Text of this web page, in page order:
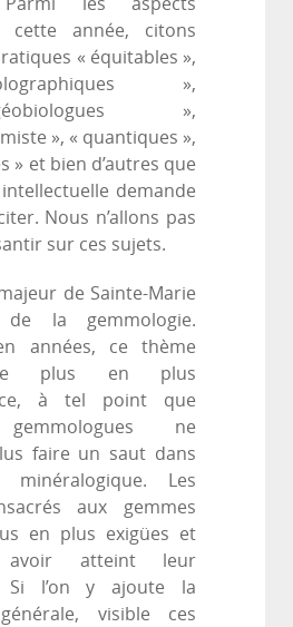
cette année, citons
« équitables »,
»,
»,
», « quantiques »,
» et bien d’autres que
demande
Nous n’allons pas
sur ces sujets.
de Sainte-Marie
la gemmologie.
en années, ce thème
plus en plus
à tel point que
ne
faire un saut dans
minéralogique. Les
aux gemmes
en plus exigües et
avoir atteint leur
Si l’on y ajoute la
visible ces